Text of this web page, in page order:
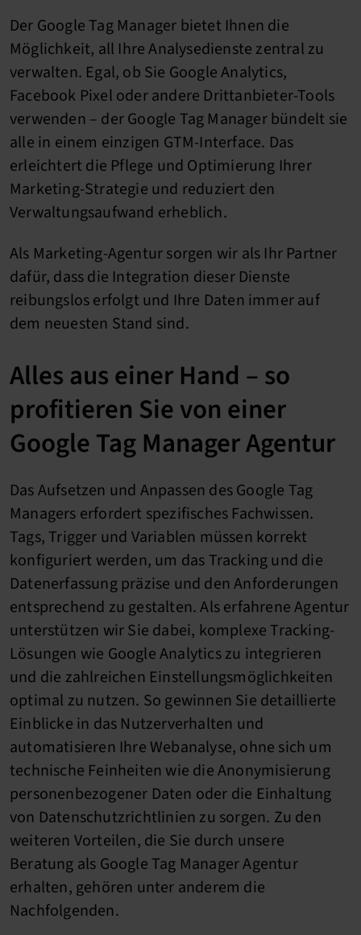
Der Google Tag Manager bietet Ihnen die
Möglichkeit, all Ihre Analysedienste zentral zu
verwalten. Egal, ob Sie Google Analytics,
Facebook Pixel oder andere Drittanbieter-Tools
verwenden – der Google Tag Manager bündelt sie
alle in einem einzigen GTM-Interface. Das
erleichtert die Pflege und Optimierung Ihrer
Marketing-Strategie und reduziert den
Verwaltungsaufwand erheblich.
Als Marketing-Agentur sorgen wir als Ihr Partner
dafür, dass die Integration dieser Dienste
reibungslos erfolgt und Ihre Daten immer auf
dem neuesten Stand sind.
Alles aus einer Hand – so
profitieren Sie von einer
Google Tag Manager Agentur
Das Aufsetzen und Anpassen des Google Tag
Managers erfordert spezifisches Fachwissen.
Tags, Trigger und Variablen müssen korrekt
konfiguriert werden, um das Tracking und die
Datenerfassung präzise und den Anforderungen
entsprechend zu gestalten. Als erfahrene Agentur
unterstützen wir Sie dabei, komplexe Tracking-
Lösungen wie Google Analytics zu integrieren
und die zahlreichen Einstellungsmöglichkeiten
optimal zu nutzen. So gewinnen Sie detaillierte
Einblicke in das Nutzerverhalten und
automatisieren Ihre Webanalyse, ohne sich um
technische Feinheiten wie die Anonymisierung
personenbezogener Daten oder die Einhaltung
von Datenschutzrichtlinien zu sorgen. Zu den
weiteren Vorteilen, die Sie durch unsere
Beratung als Google Tag Manager Agentur
erhalten, gehören unter anderem die
Nachfolgenden.